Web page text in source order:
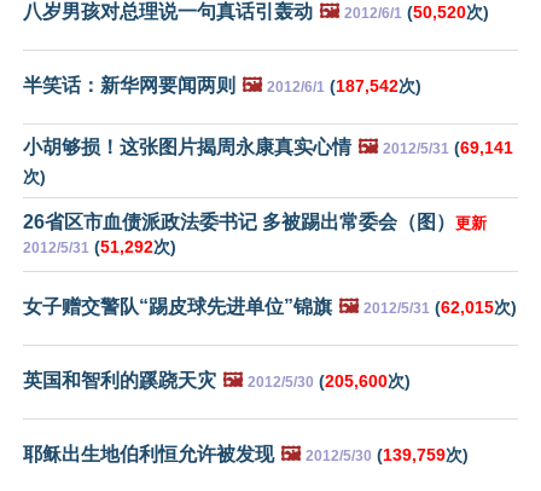
八岁男孩对总理说一句真话引轰动 🖼️ 2012/6/1 (50,520次)
半笑话：新华网要闻两则 🖼️ 2012/6/1 (187,542次)
小胡够损！这张图片揭周永康真实心情 🖼️ 2012/5/31 (69,141
次)
26省区市血债派政法委书记 多被踢出常委会（图） 更新
2012/5/31 (51,292次)
女子赠交警队“踢皮球先进单位”锦旗 🖼️ 2012/5/31 (62,015次)
英国和智利的蹊跷天灾 🖼️ 2012/5/30 (205,600次)
耶稣出生地伯利恒允许被发现 🖼️ 2012/5/30 (139,759次)